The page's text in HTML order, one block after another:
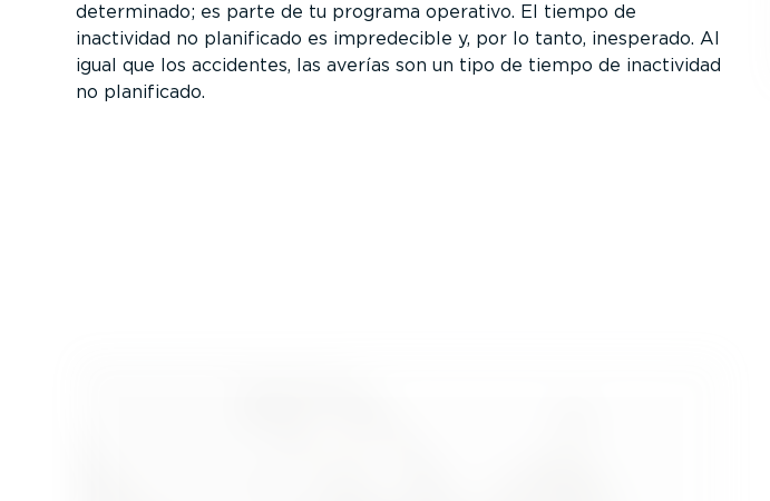
determinado; es parte de tu programa operativo. El tiempo de
inactividad no planificado es impre­de­cible y, por lo tanto, inesperado. Al
igual que los accidentes, las averías son un tipo de tiempo de inactividad
no planificado.